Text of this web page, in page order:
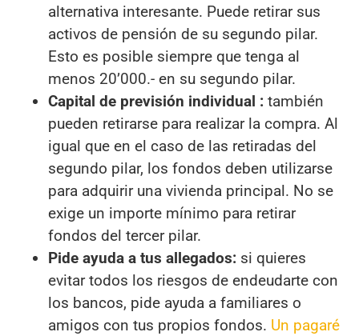
alternativa interesante. Puede retirar sus
activos de pensión de su segundo pilar.
Esto es posible siempre que tenga al
menos 20’000.- en su segundo pilar.
Capital de previsión individual : también
pueden retirarse para realizar la compra. Al
igual que en el caso de las retiradas del
segundo pilar, los fondos deben utilizarse
para adquirir una vivienda principal. No se
exige un importe mínimo para retirar
fondos del tercer pilar.
Pide ayuda a tus allegados: si quieres
evitar todos los riesgos de endeudarte con
los bancos, pide ayuda a familiares o
amigos con tus propios fondos. Un pagaré